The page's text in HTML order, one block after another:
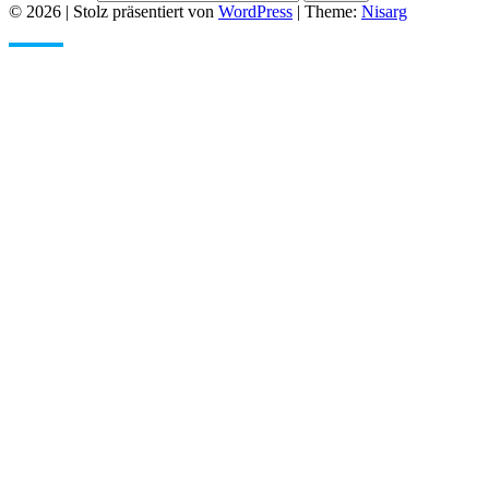
© 2026 | Stolz präsentiert von WordPress | Theme: Nisarg